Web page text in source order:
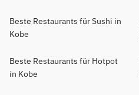
Beste Restaurants für Sushi in
Kobe
Beste Restaurants für Hotpot
in Kobe